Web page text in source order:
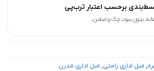
برحسب اعتبار ترب‌پی
, مبل اداری راحتی, مبل اداری مدرن